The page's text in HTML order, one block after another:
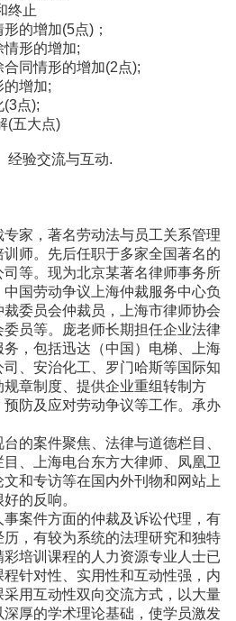
终止
的增加(5点)；
情形的增加;
合同情形的增加(2点);
的增加;
(3点);
(五大点)
经验交流与互动.
家，著名劳动法与员工关系管理
师。先后任职于多家全国著名的
等。现为北京某著名律师事务所
国劳动争议上海仲裁服务中心负
委员会仲裁员，上海市律师协会
员等。庞老师长期担任企业法律
，包括迅达（中国）电梯、上海
、安治化工、罗门哈斯等国际知
章制度、提供企业重组转制方
防及应对劳动争议等工作。承办
的案件聚焦、法律与道德栏目、
、上海电台东方大律师、凤凰卫
和专访等在国内外刊物和网站上
的反响。
案件方面的仲裁及诉讼代理，有
，有较为系统的法理研究和独特
培训课程的人力资源专业人士已
针对性、实用性和互动性强，内
用互动性双向交流方式，以大量
厚的学术理论基础，使学员激发